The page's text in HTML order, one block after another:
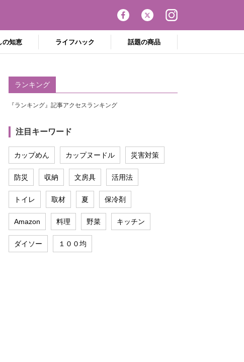
の知恵 ライフハック 話題の商品
ランキング
『ランキング』記事アクセスランキング
注目キーワード
カップめん カップヌードル 災害対策
防災 収納 文房具 活用法
トイレ 取材 夏 保冷剤
Amazon 料理 野菜 キッチン
ダイソー １００均